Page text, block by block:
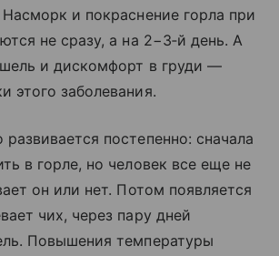
и покраснение горла при
не сразу, а на 2−3‑й день. А
и дискомфорт в груди —
этого заболевания.
постепенно: сначала
в горле, но человек все еще не
он или нет. Потом появляется
чих, через пару дней
Повышения температуры